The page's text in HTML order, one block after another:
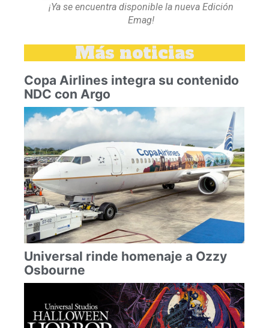
¡Ya se encuentra disponible la nueva Edición
Emag!
Más noticias
Copa Airlines integra su contenido
NDC con Argo
Universal rinde homenaje a Ozzy
Osbourne